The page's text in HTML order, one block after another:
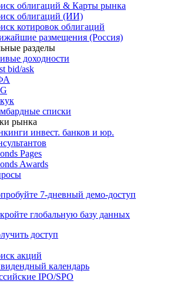
облигаций & Карты рынка
облигаций (ИИ)
котировок облигаций
размещения (Россия)
разделы
доходности
bid/ask
списки
рынка
инвест. банков и юр.
Pages
Awards
7-дневный демо-доступ
глобальную базу данных
доступ
акций
календарь
IPO/SPO